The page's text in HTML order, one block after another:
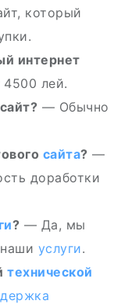
который
интернет
лей.
— Обычно
сайта? —
доработки
? — Да, мы
услуги.
технической